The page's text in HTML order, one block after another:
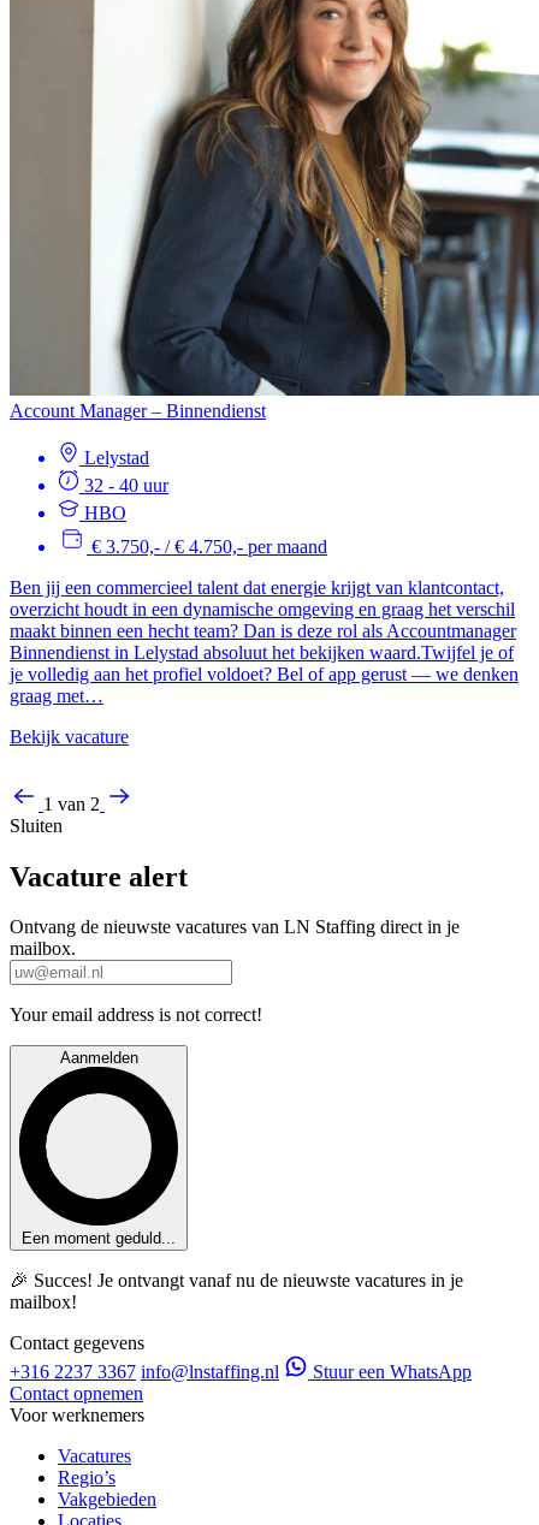
Account Manager – Binnendienst
Lelystad
32 - 40 uur
HBO
€ 3.750,- / € 4.750,- per maand
Ben jij een commercieel talent dat energie krijgt van klantcontact,
overzicht houdt in een dynamische omgeving en graag het verschil
maakt binnen een hecht team? Dan is deze rol als Accountmanager
Binnendienst in Lelystad absoluut het bekijken waard.Twijfel je of
je volledig aan het profiel voldoet? Bel of app gerust — we denken
graag met…
Bekijk vacature
1 van 2
Sluiten
Vacature alert
Ontvang de nieuwste vacatures van LN Staffing direct in je
mailbox.
Your email address is not correct!
Aanmelden
Een moment geduld...
🎉 Succes! Je ontvangt vanaf nu de nieuwste vacatures in je
mailbox!
Contact gegevens
+316 2237 3367 info@lnstaffing.nl
Stuur een WhatsApp
Contact opnemen
Voor werknemers
Vacatures
Regio’s
Vakgebieden